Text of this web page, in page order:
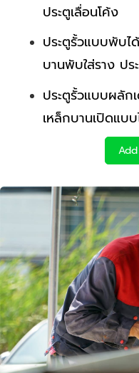
ประตูเลื่อนโค้ง
ประตูรั้วแบบพับไ
บานพับใส่ราง ป
ประตูรั้วแบบผลั
เหล็กบานเปิดแบ